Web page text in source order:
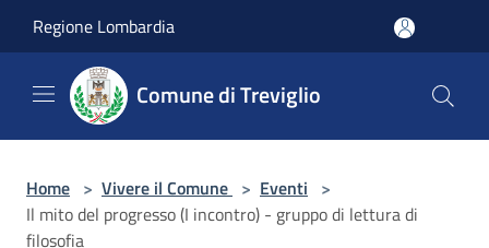
Regione Lombardia
Comune di Treviglio
Home > Vivere il Comune > Eventi >
Il mito del progresso (I incontro) - gruppo di lettura di
filosofia